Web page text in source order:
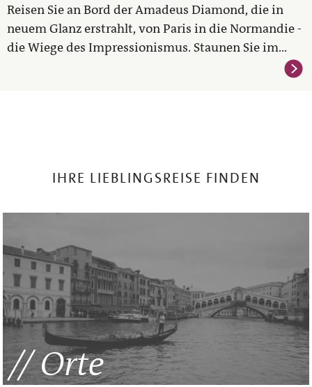
Reisen Sie an Bord der Amadeus Diamond, die in
neuem Glanz erstrahlt, von Paris in die Normandie -
die Wiege des Impressionismus. Staunen Sie im...
IHRE LIEBLINGSREISE FINDEN
Orte